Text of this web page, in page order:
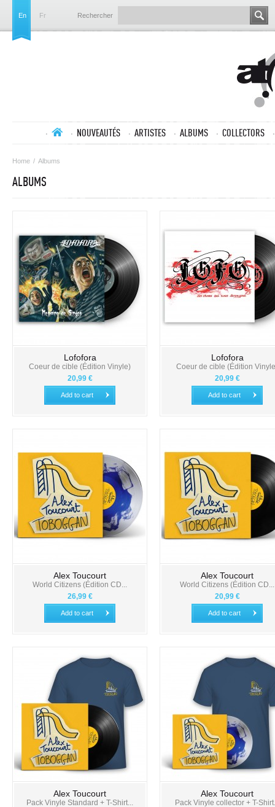
En Fr Rechercher
NOUVEAUTÉS ARTISTES ALBUMS COLLECTORS
Home / Albums
ALBUMS
Lofofora
Coeur de cible (Édition Vinyle)
20,99 €
Add to cart
Lofofora
Coeur de cible (Édition
20,99 €
Add to cart
Alex Toucourt
World Citizens (Édition CD...
26,99 €
Add to cart
Alex Toucourt
World Citizens (Édition CD...
20,99 €
Add to cart
Alex Toucourt
Pack Vinyle Standard + T-Shirt...
Alex Toucourt
Pack Vinyle collector + T-